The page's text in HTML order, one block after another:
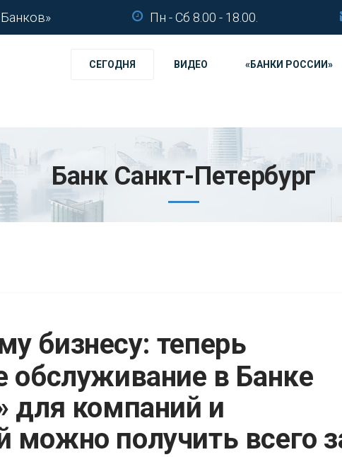
Пн - Сб 8.00 - 18.00.
СЕГОДНЯ ВИДЕО «БАНКИ РОССИИ»
Банк Санкт-Петербург
бизнесу: теперь
обслуживание в Банке
для компаний и
можно получить всего